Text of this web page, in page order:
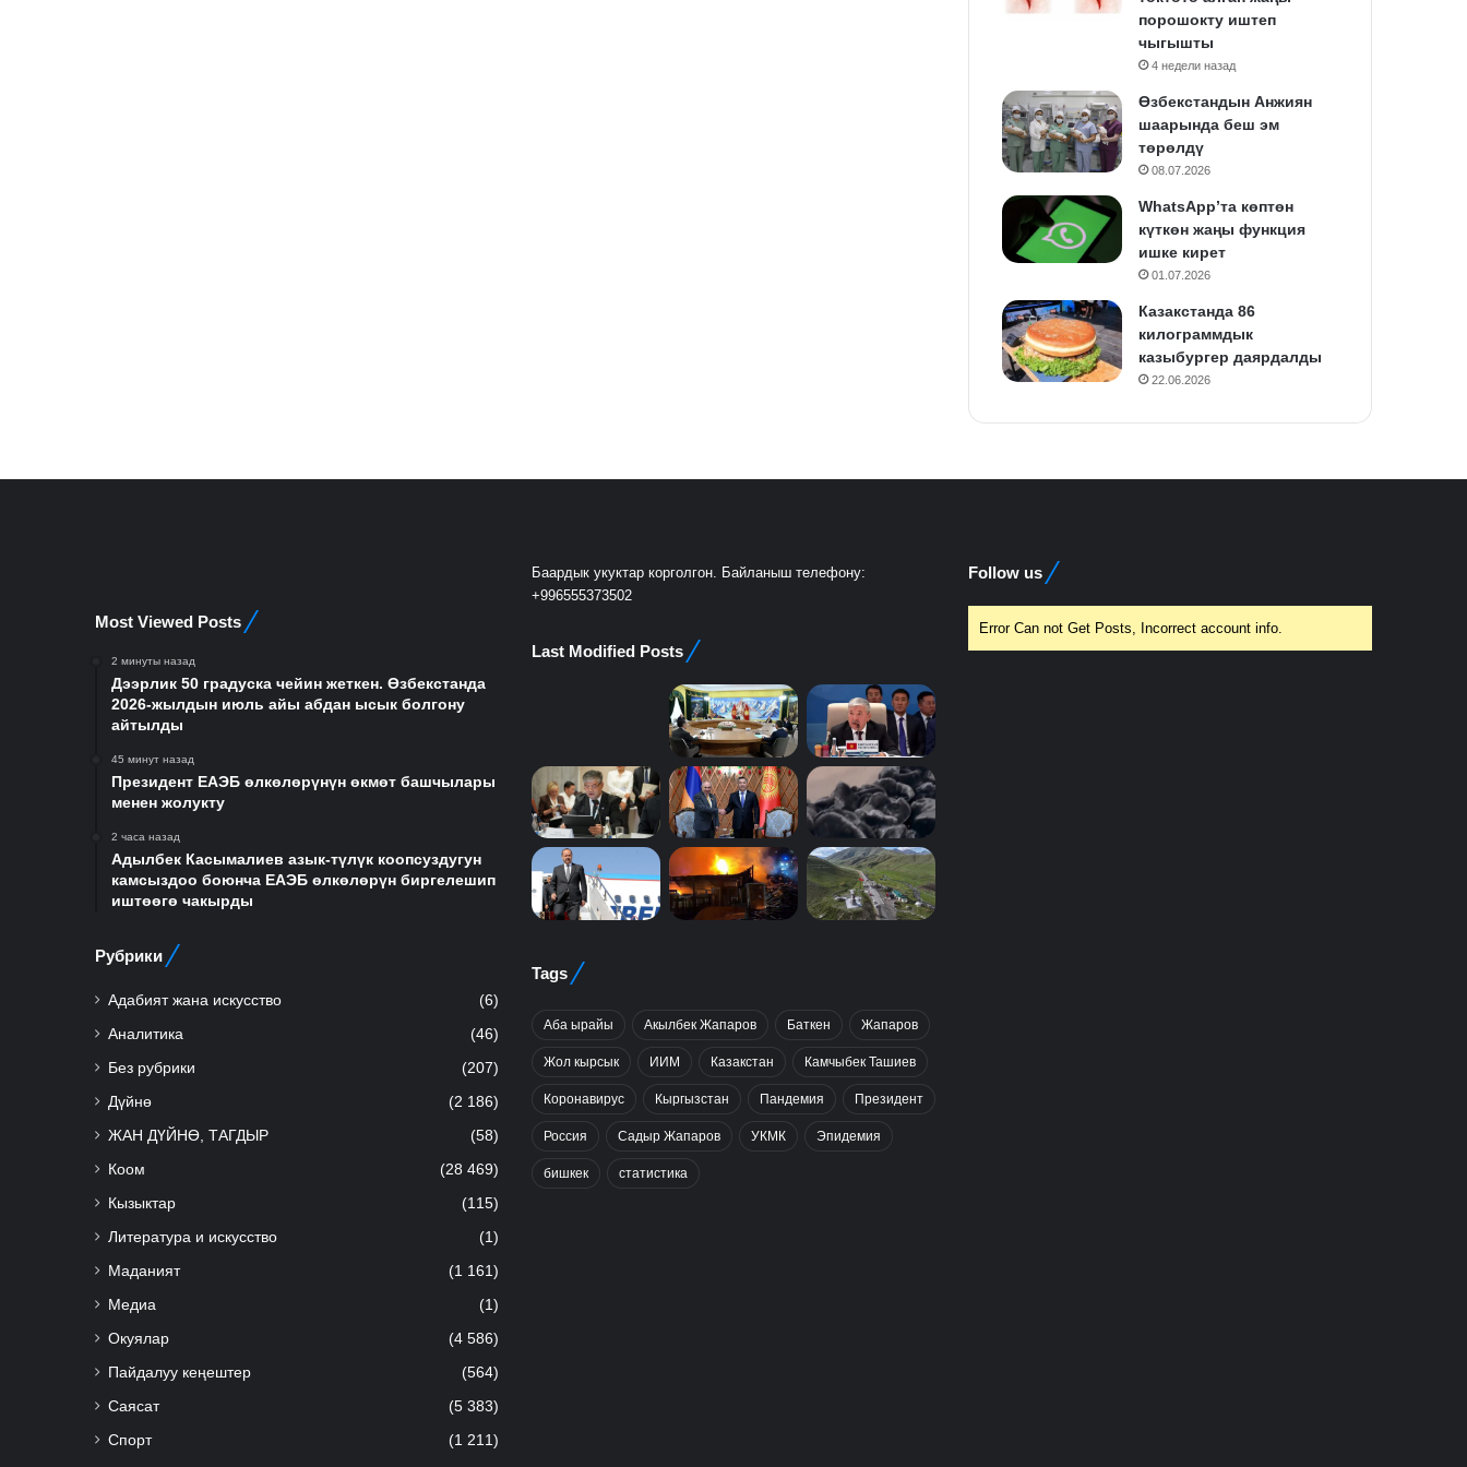
порошокту иштеп
чыгышты
4 недели назад
Өзбекстандын Анжиян
шаарында беш эм
төрөлдү
08.07.2026
WhatsApp’та көптөн
күткөн жаңы функция
ишке кирет
01.07.2026
Казакстанда 86
килограммдык
казыбургер даярдалды
22.06.2026
Most Viewed Posts
2 минуты назад
Дээрлик 50 градуска чейин жеткен. Өзбекстанда
2026-жылдын июль айы абдан ысык болгону
айтылды
45 минут назад
Президент ЕАЭБ өлкөлөрүнүн өкмөт башчылары
менен жолукту
2 часа назад
Адылбек Касымалиев азык-түлүк коопсуздугун
камсыздоо боюнча ЕАЭБ өлкөлөрүн биргелешип
иштөөгө чакырды
Рубрики
Адабият жана искусство (6)
Аналитика (46)
Без рубрики (207)
Дүйнө (2 186)
ЖАН ДҮЙНӨ, ТАГДЫР (58)
Коом (28 469)
Кызыктар (115)
Литература и искусство (1)
Маданият (1 161)
Медиа (1)
Окуялар (4 586)
Пайдалуу кеңештер (564)
Саясат (5 383)
Спорт (1 211)
Баардык укуктар корголгон. Байланыш телефону:
+996555373502
Last Modified Posts
Tags
Аба ырайы Акылбек Жапаров Баткен Жапаров
Жол кырсык ИИМ Казакстан Камчыбек Ташиев
Коронавирус Кыргызстан Пандемия Президент
Россия Садыр Жапаров УКМК Эпидемия
бишкек статистика
Follow us
Error Can not Get Posts, Incorrect account info.